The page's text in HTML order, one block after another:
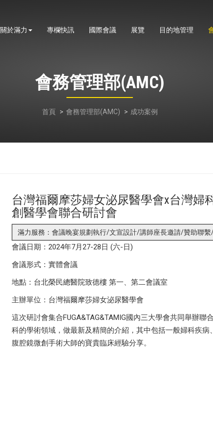
關於滿力 專欄快訊 國際會議 展覽 目的地管理
會務管理部(AMC)
首頁 會務管理部(AMC) 成功案例
台灣福爾摩莎婦女泌尿醫學會x台灣婦
創醫學會聯合研討會
滿力服務：會議晚宴規劃執行/文宣設計/講師座長邀請/贊助聯繫
會議日期：2024年7月27-28日 (六-日)
會議形式：實體會議
地點：台北榮民總醫院致德樓 第一、第二會議室
主辦單位：台灣福爾摩莎婦女泌尿醫學會
這次研討會集合FUGA&TAG&TAMIG國內三大學會共同舉辦
科的學術領域，做最新及精簡的介紹，其中包括一般婦科疾
腹腔鏡微創手術大師的寶貴臨床經驗分享。